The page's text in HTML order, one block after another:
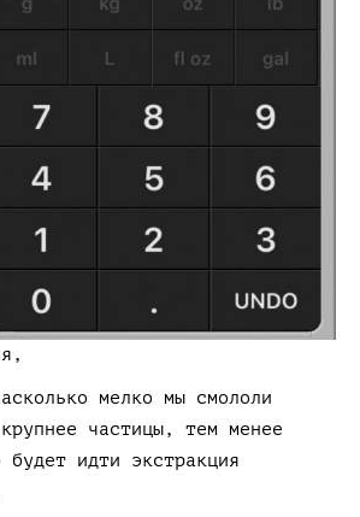
мелко мы смололи
частицы, тем менее
будет идти экстракция